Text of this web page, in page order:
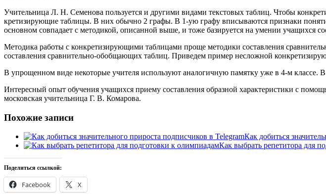
Учительница Л. Н. Семенова пользуется и другими видами текстовых таблиц. Чтобы
кретизирующие таблицы. В них обычно 2 графы. В 1-ую графу вписываются признаки
основном совпадает с методикой, описанной выше, и тоже базируется на умении учащихся
Методика работы с конкретизирующими таблицами проще методики составления
составления сравнительно-обобщающих таблиц. Приведем пример несложной
В упрощенном виде некоторые учителя используют аналогичную памятку уже в 4-м классе.
Интересный опыт обучения учащихся приему составления образной характеристики с
московская учительница Г. В. Комарова.
Похожие записи
Как добиться
Как выбрать репетитора для
Поделиться ссылкой:
Facebook X